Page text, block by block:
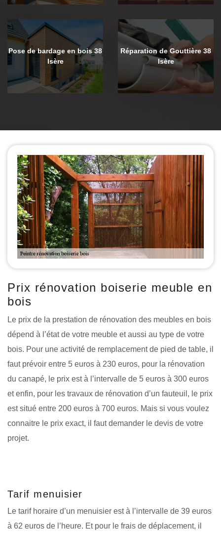
Pose de bardage en bois 38
Isère
Réparation de Gouttière 38
Isère
Prix rénovation boiserie meuble en
bois
Le prix de la prestation de rénovation des meubles en bois
dépend à l’état de votre meuble et aussi au type de votre
bois. Pour une activité de remplacement de pied de table, il
faut prévoir entre 5 euros à 230 euros, pour la rénovation
du canapé, le prix est à l’intervalle de 5 euros à 300 euros
et enfin, pour les travaux de rénovation d’un fauteuil, le prix
est situé entre 200 euros à 700 euros. Mais si vous voulez
connaitre le prix exact, il faut demander le devis de votre
projet.
Tarif menuisier
Le tarif horaire d’un menuisier est à l’intervalle de 39 euros
à 62 euros de l’heure. Et pour le frais de déplacement, il